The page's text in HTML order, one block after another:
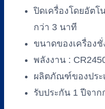
ปิดเครื่องโดยอัต
กว่า 3 นาที
ขนาดของเครื่องชั่
พลังงาน :
ผลิตภัณฑ์ของปร
รับประกัน 1 ปีจา